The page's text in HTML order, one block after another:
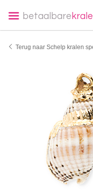
betaalbare
Terug naar Schelp kralen